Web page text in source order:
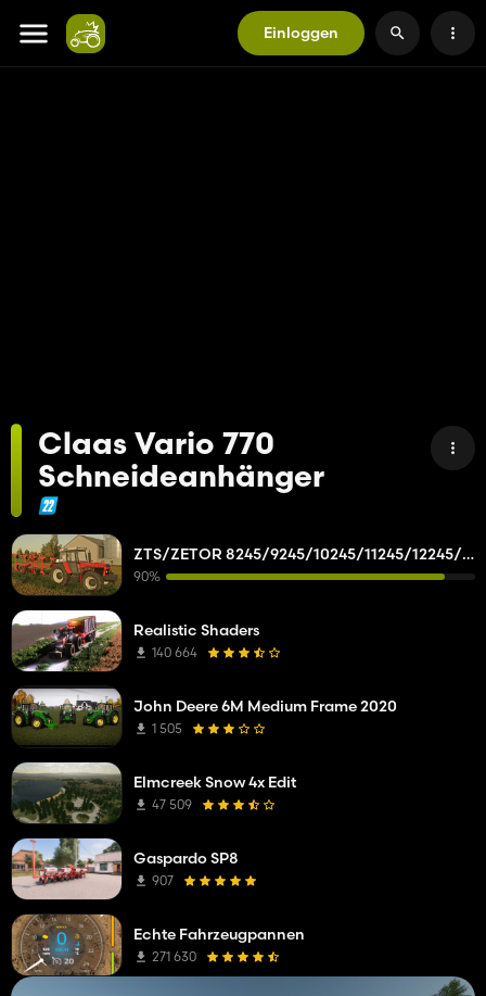
Einloggen
Claas Vario 770
Schneideanhänger
ZTS/ZETOR 8245/9245/10245/11245/12245/14245/16245
90%
Realistic Shaders
140 664
John Deere 6M Medium Frame 2020
1 505
Elmcreek Snow 4x Edit
47 509
Gaspardo SP8
907
Echte Fahrzeugpannen
271 630